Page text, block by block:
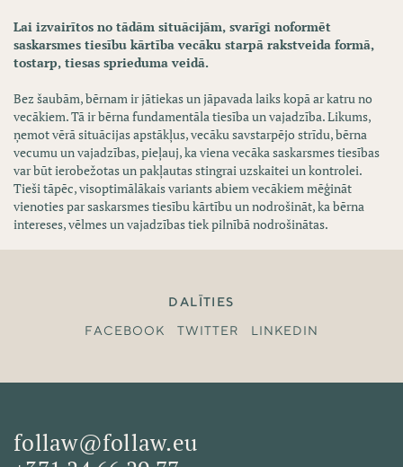
Lai izvairītos no tādām situācijām, svarīgi noformēt
saskarsmes tiesību kārtība vecāku starpā rakstveida formā,
tostarp, tiesas sprieduma veidā.
Bez šaubām, bērnam ir jātiekas un jāpavada laiks kopā ar katru no
vecākiem. Tā ir bērna fundamentāla tiesība un vajadzība. Likums,
ņemot vērā situācijas apstākļus, vecāku savstarpējo strīdu, bērna
vecumu un vajadzības, pieļauj, ka viena vecāka saskarsmes tiesības
var būt ierobežotas un pakļautas stingrai uzskaitei un kontrolei.
Tieši tāpēc, visoptimālākais variants abiem vecākiem mēģināt
vienoties par saskarsmes tiesību kārtību un nodrošināt, ka bērna
intereses, vēlmes un vajadzības tiek pilnībā nodrošinātas.
DALĪTIES
FACEBOOK
TWITTER LINKEDIN
follaw@follaw.eu